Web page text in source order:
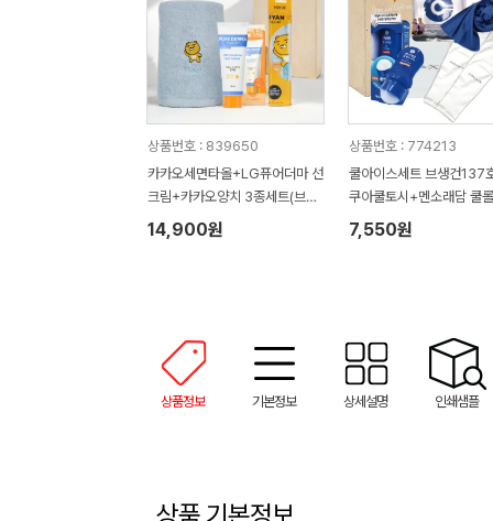
상품번호 : 839650
카카오세면타올+LG퓨어더마 선
크림+카카오양치 3종세트(브생
건 손잡이박스)
14,900원
상품번호 : 774213
쿨아이스세트 브생건137
쿠아쿨토시+멘소래담 쿨
사지로션+쿨아이스타올)
7,550원
상품정보 기본정보 상세설명 인쇄샘플